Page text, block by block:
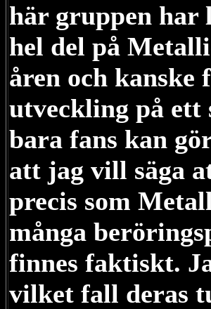
här gruppen har
hel del på
åren och kanske
utveckling på ett
bara fans kan
att jag vill säga
precis som
många
finnes faktiskt.
vilket fall deras